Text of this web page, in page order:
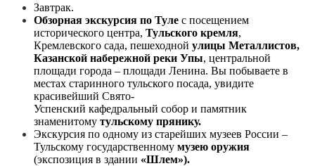
Завтрак.
Обзорная экскурсия по Туле с посещением
исторического центра, Тульского кремля,
Кремлевского сада, пешеходной улицы Металлистов,
Казанской набережной реки Упы, центральной
площади города – площади Ленина. Вы побываете в
местах старинного тульского посада, увидите
красивейший Свято-
Успенский кафедральный собор и памятник
знаменитому тульскому прянику.
Экскурсия по одному из старейших музеев России –
Тульскому государственному музею оружия
(экспозиция в здании «Шлем»).